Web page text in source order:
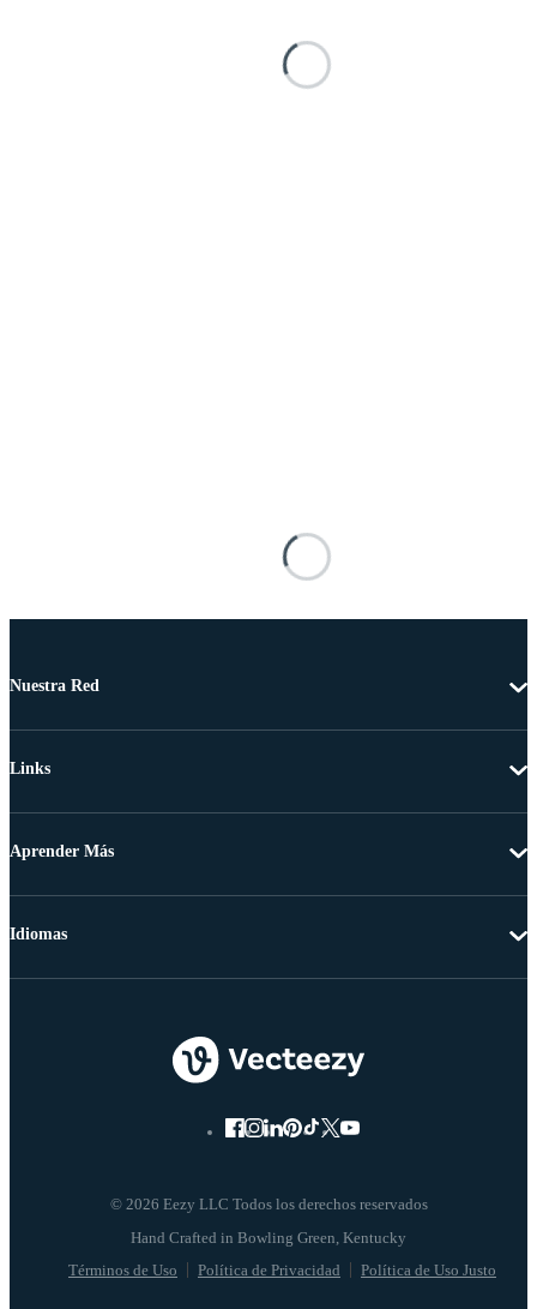
Nuestra Red
Links
Aprender Más
© 2026 Eezy LLC Todos los derechos reservados
Términos de Uso Política de Privacidad Política de Uso Justo
Idiomas